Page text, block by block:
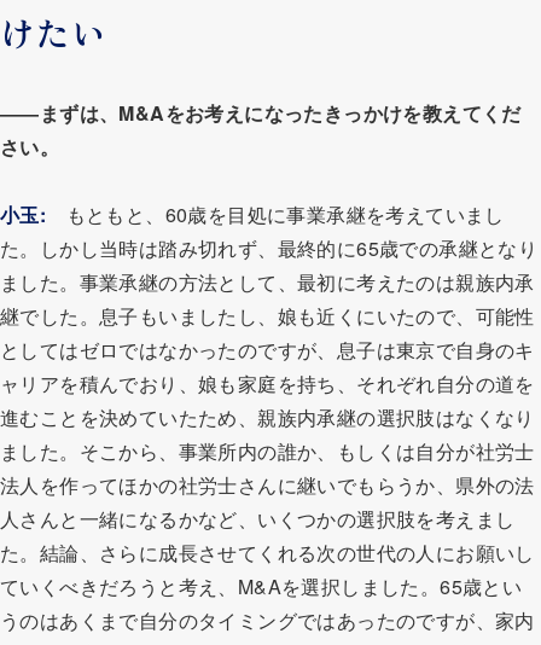
けたい
――まずは、M&Aをお考えになったきっかけを教えてくだ
さい。
小玉: もともと、60歳を目処に事業承継を考えていまし
た。しかし当時は踏み切れず、最終的に65歳での承継となり
ました。事業承継の方法として、最初に考えたのは親族内承
継でした。息子もいましたし、娘も近くにいたので、可能性
としてはゼロではなかったのですが、息子は東京で自身のキ
ャリアを積んでおり、娘も家庭を持ち、それぞれ自分の道を
進むことを決めていたため、親族内承継の選択肢はなくなり
ました。そこから、事業所内の誰か、もしくは自分が社労士
法人を作ってほかの社労士さんに継いでもらうか、県外の法
人さんと一緒になるかなど、いくつかの選択肢を考えまし
た。結論、さらに成長させてくれる次の世代の人にお願いし
ていくべきだろうと考え、M&Aを選択しました。65歳とい
うのはあくまで自分のタイミングではあったのですが、家内